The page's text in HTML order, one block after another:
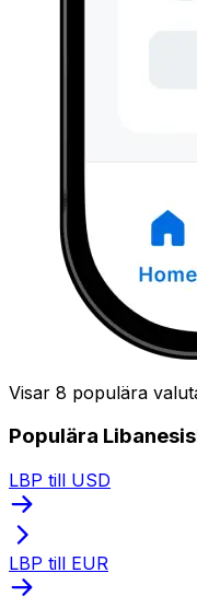
Visar 8 populära
Populära
LBP till USD
LBP till EUR